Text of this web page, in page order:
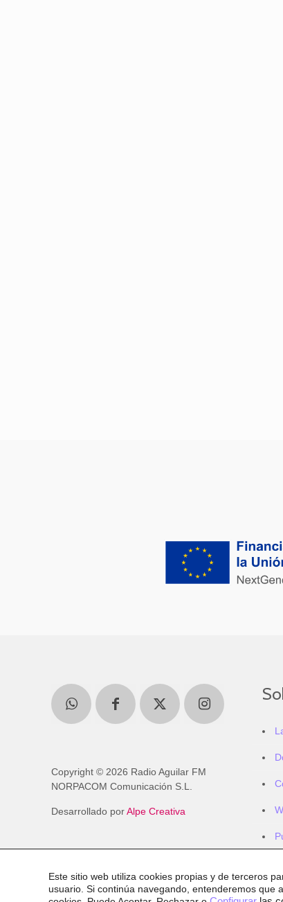
Copyright © 2026 Radio Aguilar FM
NORPACOM Comunicación S.L.
Desarrollado porAlpe Creativa
Este sitio web utiliza cookies propias y de terceros
usuario. Si continúa navegando, entenderemos que